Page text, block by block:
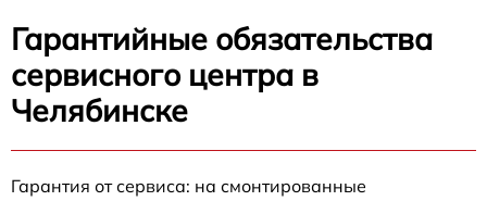
Гарантийные обязательства
сервисного центра в
Челябинске
Гарантия от сервиса: на смонтированные